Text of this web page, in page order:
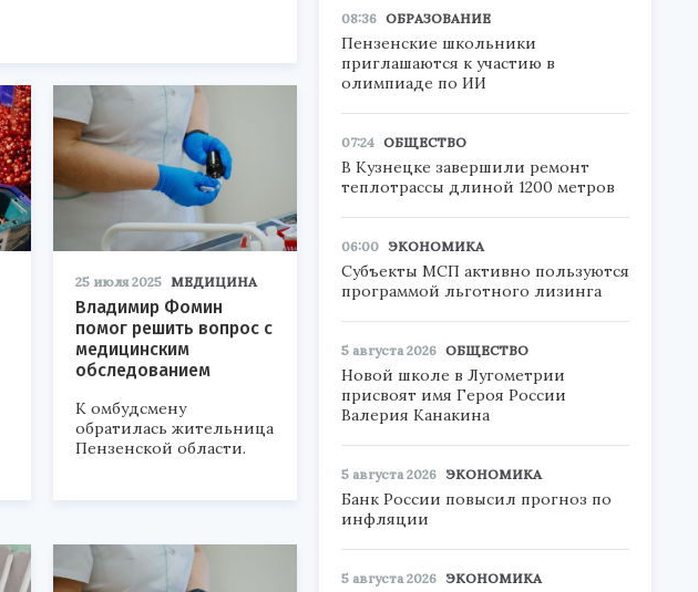
25 июля 2025 МЕДИЦИНА
Владимир Фомин
помог решить вопрос с
медицинским
обследованием
К омбудсмену
обратилась жительница
Пензенской области.
08:36 ОБРАЗОВАНИЕ
Пензенские школьники
приглашаются к участию в
олимпиаде по ИИ
07:24 ОБЩЕСТВО
В Кузнецке завершили ремонт
теплотрассы длиной 1200 метров
06:00 ЭКОНОМИКА
Субъекты МСП активно пользуются
программой льготного лизинга
5 августа 2026 ОБЩЕСТВО
Новой школе в Лугометрии
присвоят имя Героя России
Валерия Канакина
5 августа 2026 ЭКОНОМИКА
Банк России повысил прогноз по
инфляции
5 августа 2026 ЭКОНОМИКА